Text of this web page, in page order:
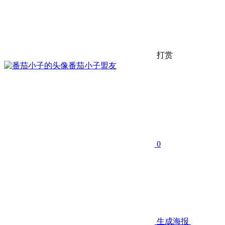
打赏
番茄小子盟友
0
生成海报